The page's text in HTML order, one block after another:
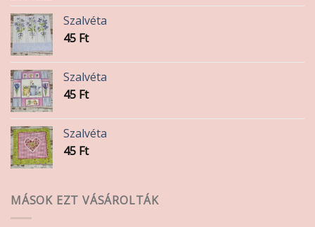
Szalvéta
45 Ft
Szalvéta
45 Ft
Szalvéta
45 Ft
MÁSOK EZT VÁSÁROLTÁK